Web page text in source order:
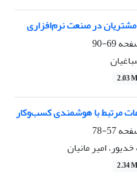
در صنعت نرم‌افزاری
69-90
2.03 M
مرتبط با هوشمندی کسب‌وکار
57-78
امیر مانیان
2.34 M